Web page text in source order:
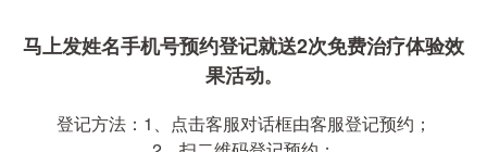
马上发姓名手机号预约登记就送2次免费治疗体验效
果活动。
登记方法：1、点击客服对话框由客服登记预约；